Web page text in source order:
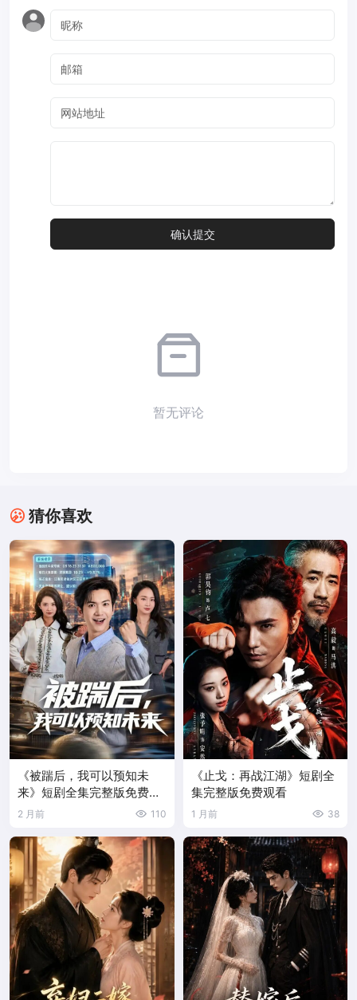
暂无评论
猜你喜欢
《被踹后，我可以预知未
来》短剧全集完整版免费观
看
2 月前 110
《止戈：再战江湖》短剧全
集完整版免费观看
1 月前 38